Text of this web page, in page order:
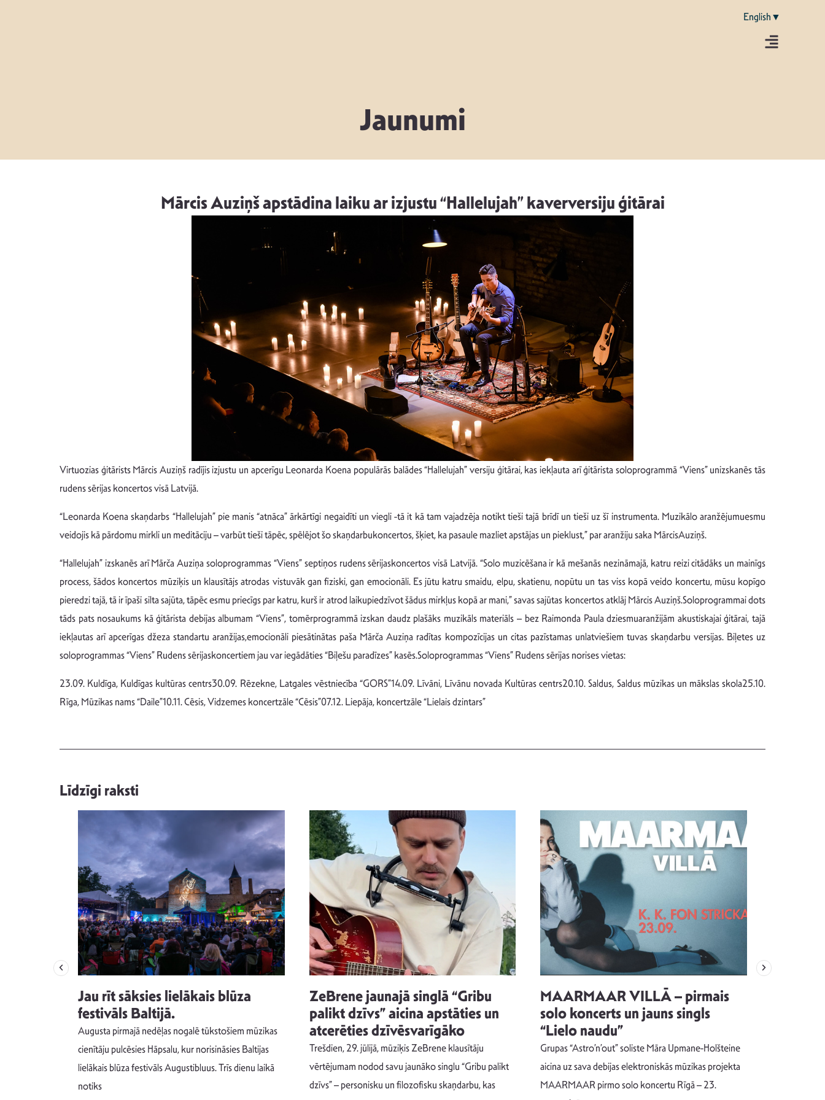
English▼
Jaunumi
Mārcis Auziņš apstādina laiku ar izjustu “Hallelujah” kaverversiju ģitārai
Virtuozias ģitārists Mārcis Auziņš radījis izjustu un apcerīgu Leonarda Koena populārās balādes “Hallelujah” versiju ģitārai, kas iekļauta arī ģitārista soloprogrammā “Viens” unizskanēs tās
rudens sērijas koncertos visā Latvijā.
“Leonarda Koena skaņdarbs “Hallelujah” pie manis “atnāca” ārkārtīgi negaidīti un viegli -tā it kā tam vajadzēja notikt tieši tajā brīdī un tieši uz šī instrumenta. Muzikālo aranžējumuesmu
veidojis kā pārdomu mirkli un meditāciju – varbūt tieši tāpēc, spēlējot šo skaņdarbukoncertos, šķiet, ka pasaule mazliet apstājas un pieklust,” par aranžiju saka MārcisAuziņš.
“Hallelujah” izskanēs arī Mārča Auziņa soloprogrammas “Viens” septiņos rudens sērijaskoncertos visā Latvijā. “Solo muzicēšana ir kā mešanās nezināmajā, katru reizi citādāks un mainīgs
process, šādos koncertos mūziķis un klausītājs atrodas vistuvāk gan fiziski, gan emocionāli. Es jūtu katru smaidu, elpu, skatienu, nopūtu un tas viss kopā veido koncertu, mūsu kopīgo
pieredzi tajā, tā ir īpaši silta sajūta, tāpēc esmu priecīgs par katru, kurš ir atrod laikupiedzīvot šādus mirkļus kopā ar mani,” savas sajūtas koncertos atklāj Mārcis Auziņš.Soloprogrammai dots
tāds pats nosaukums kā ģitārista debijas albumam “Viens”, tomērprogrammā izskan daudz plašāks muzikāls materiāls – bez Raimonda Paula dziesmuaranžijām akustiskajai ģitārai, tajā
iekļautas arī apcerīgas džeza standartu aranžijas,emocionāli piesātinātas paša Mārča Auziņa radītas kompozīcijas un citas pazīstamas unlatviešiem tuvas skaņdarbu versijas. Biļetes uz
soloprogrammas “Viens” Rudens sērijaskoncertiem jau var iegādāties “Biļešu paradīzes” kasēs.Soloprogrammas “Viens” Rudens sērijas norises vietas:
23.09. Kuldīga, Kuldīgas kultūras centrs30.09. Rēzekne, Latgales vēstniecība “GORS”14.09. Līvāni, Līvānu novada Kultūras centrs20.10. Saldus, Saldus mūzikas un mākslas skola25.10.
Rīga, Mūzikas nams “Daile”10.11. Cēsis, Vidzemes koncertzāle “Cēsis”07.12. Liepāja, koncertzāle “Lielais dzintars”
Līdzīgi raksti
Jau rīt sāksies lielākais blūza
festivāls Baltijā.
Augusta pirmajā nedēļas nogalē tūkstošiem mūzikas
cienītāju pulcēsies Hāpsalu, kur norisināsies Baltijas
lielākais blūza festivāls Augustibluus. Trīs dienu laikā
notiks
ZeBrene jaunajā singlā “Gribu
palikt dzīvs” aicina apstāties un
atcerēties dzīvēsvarīgāko
Trešdien, 29. jūlijā, mūziķis ZeBrene klausītāju
vērtējumam nodod savu jaunāko singlu “Gribu palikt
dzīvs” – personisku un filozofisku skaņdarbu, kas
MAARMAAR VILLĀ – pirmais
solo koncerts un jauns singls
“Lielo naudu”
Grupas “Astro’n’out” soliste Māra Upmane-Holšteine
aicina uz sava debijas elektroniskās mūzikas projekta
MAARMAAR pirmo solo koncertu Rīgā – 23.